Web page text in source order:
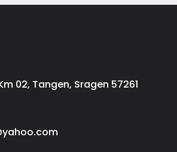
02, Tangen, Sragen 57261